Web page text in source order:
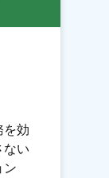
を効
ない
ン